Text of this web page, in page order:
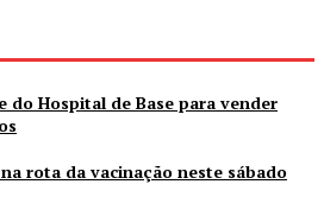
do Hospital de Base para vender
rota da vacinação neste sábado